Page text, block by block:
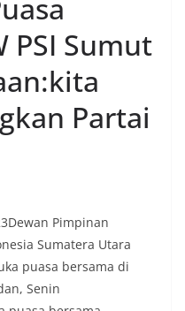
PSI Sumut
Partai
Pimpinan
Sumatera Utara
puasa bersama di
Senin